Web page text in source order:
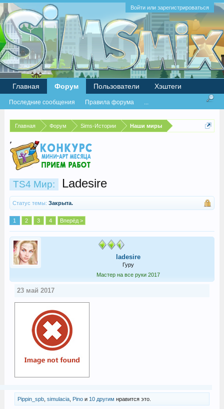
Войти или зарегистрироваться
Главная Форум Sims-Истории Наши миры
TS4 Мир: Ladesire
Статус темы: Закрыта.
1 2 3 4 Вперёд >
ladesire
Гуру
Мастер на все руки 2017
23 май 2017
Pippin_spb, simulacia, Pinoи 10 другим нравится это.
Главная Форум
Последние сообщения Правила форума ...
Пользователи Хэштеги